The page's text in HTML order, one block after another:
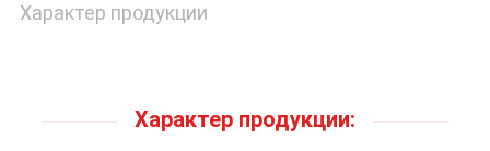
Характер продукции
Характер продукции: